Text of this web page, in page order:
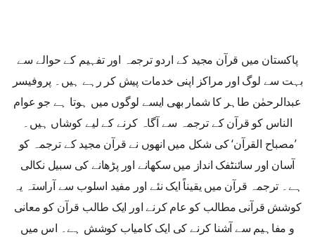
پاکستان میں قرآن مجید کے اردو ترجمہ اور تفہیم کے حوالے سے
بہت سے لوگ اور مراکز اپنی خدمات پیش کر رہے ہیں۔ پروفیسر
عبدالرحمٰن طاہر کا شمار بھی ایسے لوگوں میں ہوتا ہے جو عوام
الناس کو قرآن کے ترجمہ سے آگاہ کرنے کے لیے کوشاں ہیں۔
’مصباح القرآن‘ کی شکل میں انھوں نے قرآن مجید کے ترجمہ کو
آسان اور سائنٹفک انداز میں سکھانے اور پڑھانے کی سبیل نکالی
ہے۔ ترجمہ قرآن میں یقیناً ایک نئے اور مفید اسلوب سے آراستہ یہ
کوشش قرآنی مطالب کو عام کرنے اور ایک طالب قرآن کو معانی
و مفاہیم سے آشنا کرنے کی ایک کامیاب کوشش ہے۔ اس میں